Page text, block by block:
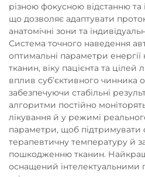
різною фокусною відстанню та
що дозволяє адаптувати
анатомічні зони та
Система точного наведення
оптимальні параметри енергії
тканин, віку пацієнта та
вплив суб’єктивного чинника
забезпечуючи стабільні
алгоритми постійно
лікування й у режимі
параметри, щоб підтримувати
терапевтичну температуру й
пошкодженню тканин.
оснащений інтелектуальними